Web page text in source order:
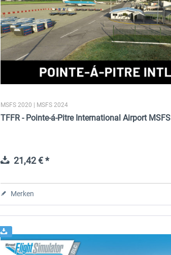
MSFS 2020 | MSFS 2024
TFFR - Pointe-á-Pitre International Airport MSFS
21,42 € *
Merken